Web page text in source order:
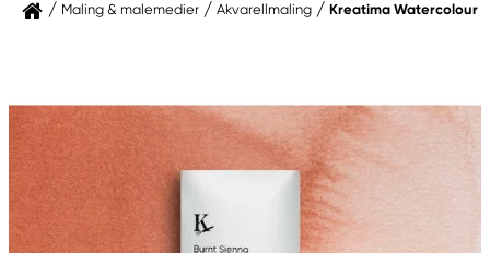
Maling & malemedier Akvarellmaling Kreatima Watercolour